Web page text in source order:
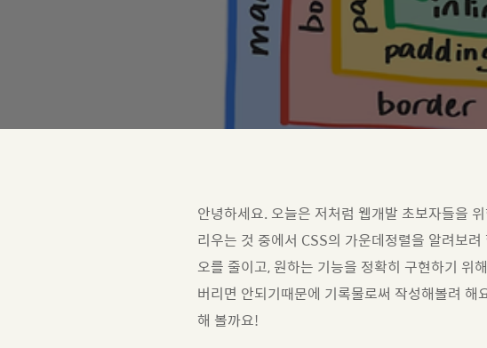
안녕하세요. 오늘은 저처럼 웹개발 초보자들을
리우는 것 중에서 CSS의 가운데정렬을 알려보
오를 줄이고, 원하는 기능을 정확히 구현하기 위
버리면 안되기때문에 기록물로써 작성해볼려
해 볼까요!